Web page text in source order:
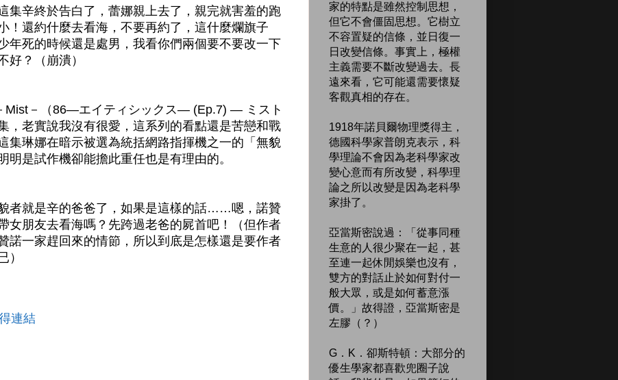
集辛終於告白了，蕾娜親上去了，親完就害羞的跑
還約什麼去看海，不要再約了，這什麼爛旗子
年死的時候還是處男，我看你們兩個要不要改一下
好？（崩潰）
Mist－（86―エイティシックス― (Ep.7) ― ミスト
，老實說我沒有很愛，這系列的看點還是苦戀和戰
琳娜在暗示被選為統括網路指揮機之一的「無貌
明是試作機卻能擔此重任也是有理由的。
者就是辛的爸爸了，如果是這樣的話……嗯，諾贊
女朋友去看海嗎？先跨過老爸的屍首吧！（但作者
諾一家趕回來的情節，所以到底是怎樣還是要作者
）
連結
家的特點是雖然控制思想，
但它不會僵固思想。它樹立
不容置疑的信條，並日復一
日改變信條。事實上，極權
主義需要不斷改變過去。長
遠來看，它可能還需要懷疑
客觀真相的存在。
1918年諾貝爾物理獎得主，
德國科學家普朗克表示，科
學理論不會因為老科學家改
變心意而有所改變，科學理
論之所以改變是因為老科學
家掛了。
亞當斯密說過：「從事同種
生意的人很少聚在一起，甚
至連一起休閒娛樂也沒有，
雙方的對話止於如何對付一
般大眾，或是如何蓄意漲
價。」故得證，亞當斯密是
左膠（？）
G．K．卻斯特頓：大部分的
優生學家都喜歡兜圈子說